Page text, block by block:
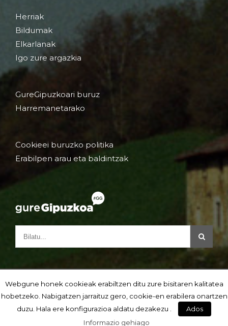
Herriak
Bildumak
Elkarlanak
Igo zure argazkia
GureGipuzkoari buruz
Harremanetarako
Cookieei buruzko politika
Erabilpen arau eta baldintzak
Webgune honek cookieak erabiltzen ditu zure bisitaren kalitatea
hobetzeko. Nabigatzen jarraituz gero, cookie-en erabilera onartzen
duzu. Hala ere konfigurazioa aldatu dezakezu .
Ados
Informazio gehiago